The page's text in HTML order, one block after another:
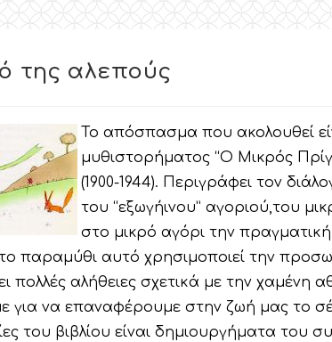
της αλεπούς
Το απόσπασμα που ακολουθεί
μυθιστορήματος “Ο Μικρός
(1900-1944). Περιγράφει τον
του “εξωγήινου” αγοριού,του
στο μικρό αγόρι την
παραμύθι αυτό χρησιμοποιεί την
πολλές αλήθειες σχετικά με την χαμένη
για να επαναφέρουμε στην ζωή μας το
του βιβλίου είναι δημιουργήματα του